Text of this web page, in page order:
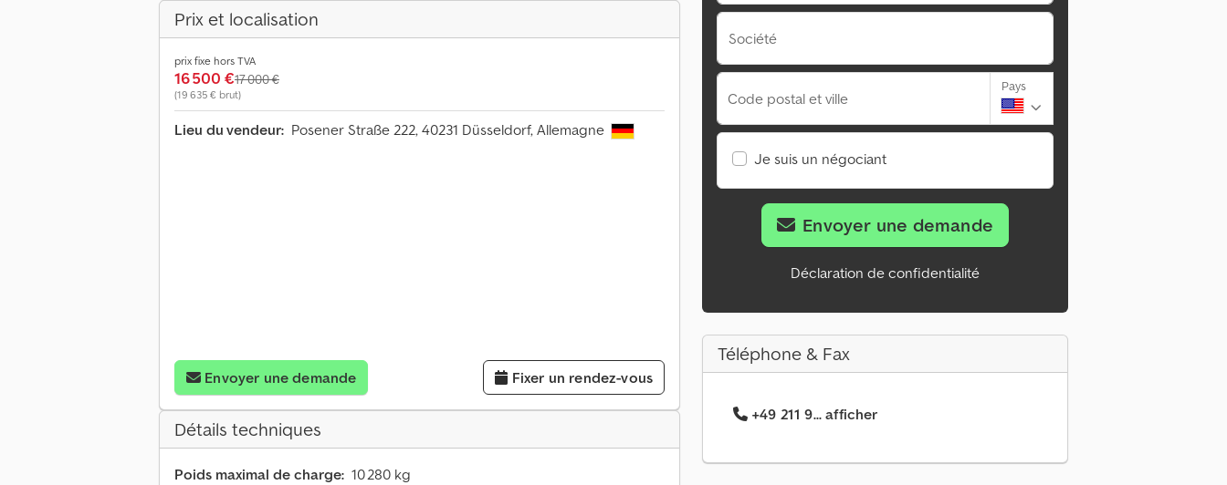
Prix et localisation
prix fixe hors TVA
16 500 €17 000 €
(19 635 € brut)
Lieu du vendeur: Posener Straße 222, 40231 Düsseldorf, Allemagne
Envoyer une demande Fixer un rendez-vous
Détails techniques
Poids maximal de charge: 10 280 kg
Société
Code postal et ville
Pays
Je suis un négociant
Envoyer une demande
Déclaration de confidentialité
Téléphone & Fax
+49 211 9... afficher